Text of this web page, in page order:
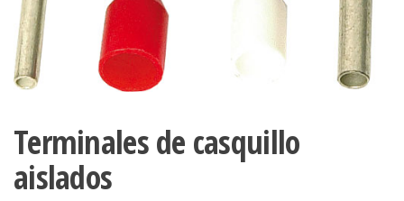
Terminales de casquillo
aislados